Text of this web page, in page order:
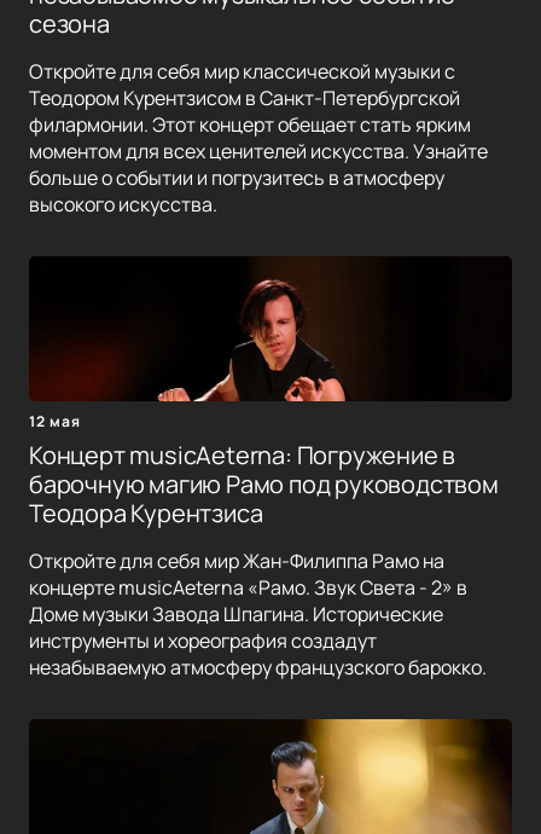
сезона
Откройте для себя мир классической музыки с
Теодором Курентзисом в Санкт-Петербургской
филармонии. Этот концерт обещает стать ярким
моментом для всех ценителей искусства. Узнайте
больше о событии и погрузитесь в атмосферу
высокого искусства.
12 мая
Концерт musicAeterna: Погружение в
барочную магию Рамо под руководством
Теодора Курентзиса
Откройте для себя мир Жан-Филиппа Рамо на
концерте musicAeterna «Рамо. Звук Света - 2» в
Доме музыки Завода Шпагина. Исторические
инструменты и хореография создадут
незабываемую атмосферу французского барокко.